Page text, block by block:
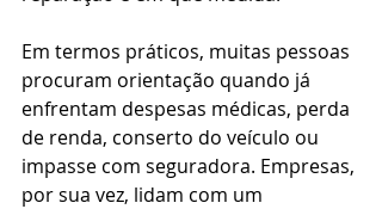
Em termos práticos, muitas pessoas
procuram orientação quando já
enfrentam despesas médicas, perda
de renda, conserto do veículo ou
impasse com seguradora. Empresas,
por sua vez, lidam com um